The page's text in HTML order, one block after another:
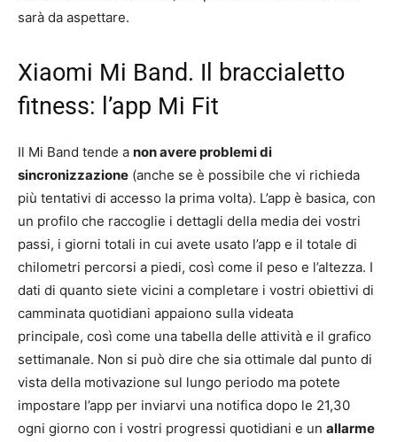
sarà da aspettare.
Xiaomi Mi Band. Il braccialetto
fitness: l’app Mi Fit
Il Mi Band tende a non avere problemi di
sincronizzazione (anche se è possibile che vi richieda
più tentativi di accesso la prima volta). L’app è basica, con
un profilo che raccoglie i dettagli della media dei vostri
passi, i giorni totali in cui avete usato l’app e il totale di
chilometri percorsi a piedi, così come il peso e l’altezza. I
dati di quanto siete vicini a completare i vostri obiettivi di
camminata quotidiani appaiono sulla videata
principale, così come una tabella delle attività e il grafico
settimanale. Non si può dire che sia ottimale dal punto di
vista della motivazione sul lungo periodo ma potete
impostare l’app per inviarvi una notifica dopo le 21,30
ogni giorno con i vostri progressi quotidiani e un allarme